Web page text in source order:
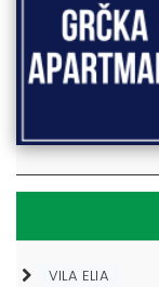
VILA ELIA